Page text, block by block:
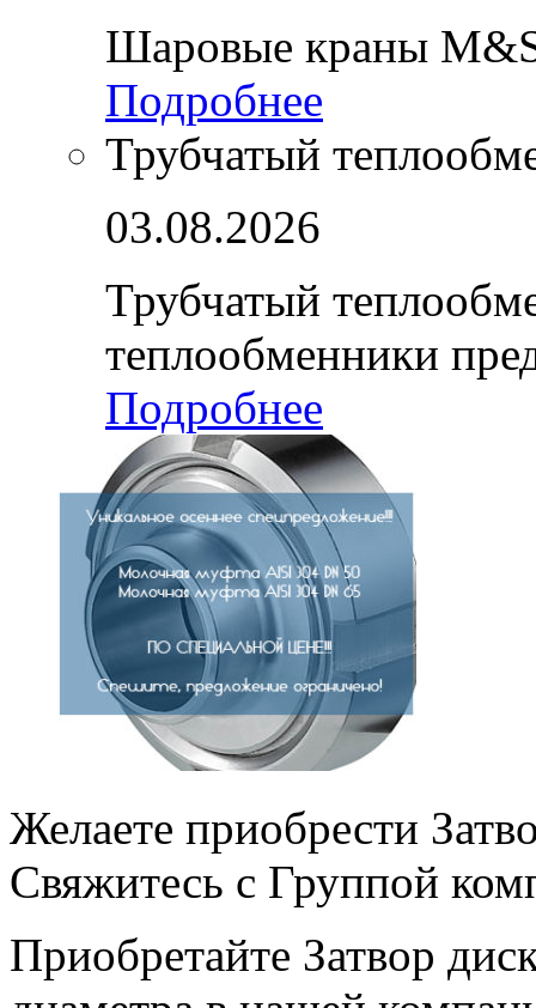
Шаровые краны
Подробнее
Трубчатый
03.08.2026
Трубчатый
теплообменники
Подробнее
Желаете приобрести
Свяжитесь с Группой
Приобретайте Затвор